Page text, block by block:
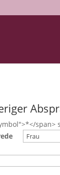
span>